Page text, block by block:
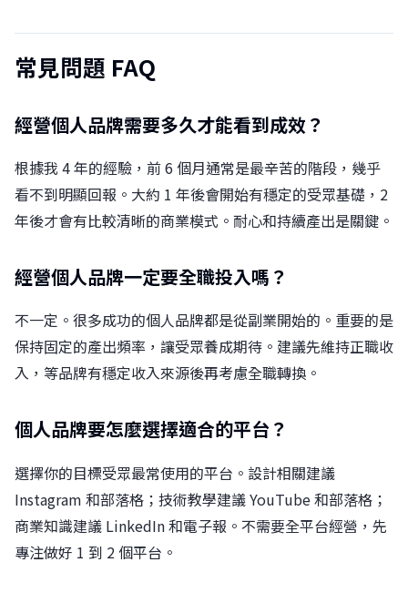
常見問題 FAQ
經營個人品牌需要多久才能看到成效？
根據我 4 年的經驗，前 6 個月通常是最辛苦的階段，幾乎
看不到明顯回報。大約 1 年後會開始有穩定的受眾基礎，2
年後才會有比較清晰的商業模式。耐心和持續產出是關鍵。
經營個人品牌一定要全職投入嗎？
不一定。很多成功的個人品牌都是從副業開始的。重要的是
保持固定的產出頻率，讓受眾養成期待。建議先維持正職收
入，等品牌有穩定收入來源後再考慮全職轉換。
個人品牌要怎麼選擇適合的平台？
選擇你的目標受眾最常使用的平台。設計相關建議
Instagram 和部落格；技術教學建議 YouTube 和部落格；
商業知識建議 LinkedIn 和電子報。不需要全平台經營，先
專注做好 1 到 2 個平台。